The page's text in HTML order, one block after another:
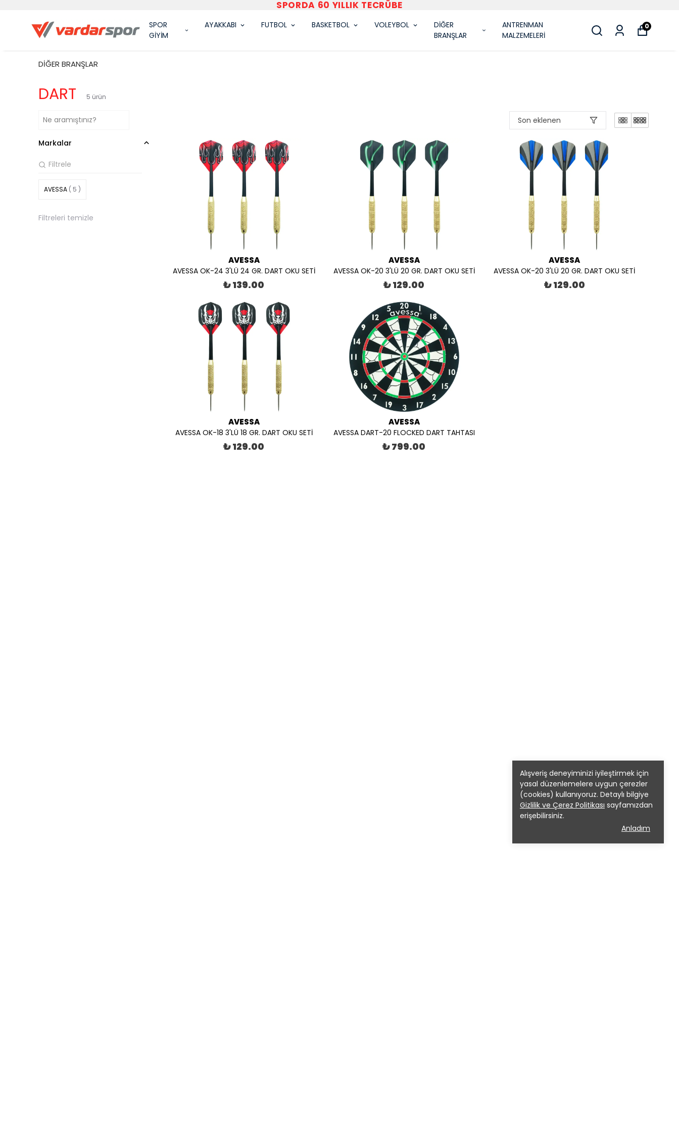
VARDAR SPOR
SPOR
GİYİM
AYAKKABI FUTBOL BASKETBOL VOLEYBOL
DİĞER
BRANŞLAR
ANTRENMAN
MALZEMELERİ
0
Alışveriş deneyiminizi iyileştirmek için
yasal düzenlemelere uygun çerezler
(cookies) kullanıyoruz. Detaylı bilgiye
Gizlilik ve Çerez Politikası sayfamızdan
erişebilirsiniz.
Anladım
DİĞER BRANŞLAR
DART 5 ürün
Son eklenen
Markalar
AVESSA ( 5 )
Filtreleri temizle
AVESSA
AVESSA OK-24 3'LÜ 24 GR. DART OKU SETİ
₺ 139.00
AVESSA
AVESSA OK-20 3'LÜ 20 GR. DART OKU SETİ
₺ 129.00
AVESSA
AVESSA OK-20 3'LÜ 20 GR. DART OKU SETİ
₺ 129.00
AVESSA
AVESSA OK-18 3'LÜ 18 GR. DART OKU SETİ
₺ 129.00
AVESSA
AVESSA DART-20 FLOCKED DART TAHTASI
₺ 799.00